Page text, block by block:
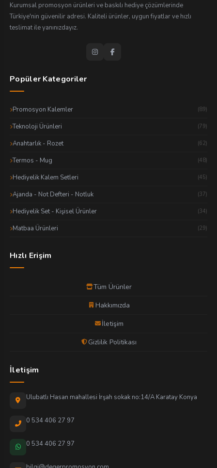
Kurumsal promosyon ürünleri ve baskılı hediye çözümlerinde
Türkiye'nin güvenilir adresi. Kaliteli ürünler, uygun fiyatlar ve hızlı
teslimat ile yanınızdayız.
Popüler Kategoriler
Promosyon Kalemler (89)
Teknoloji Ürünleri (79)
Anahtarlık - Rozet (62)
Termos - Mug (48)
Hediyelik Kalem Setleri (45)
Ajanda - Not Defteri - Notluk (37)
Hediyelik Set - Kişisel Ürünler (34)
Matbaa Ürünleri (29)
Hızlı Erişim
Tüm Ürünler
Hakkımızda
İletişim
Gizlilik Politikası
İletişim
Ulubatlı Hasan mahallesi İrşah sokak no:14/A Karatay Konya
0 534 406 27 97
0 534 406 27 97